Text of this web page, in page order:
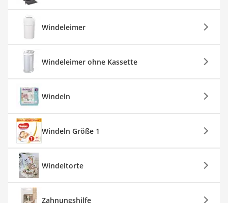
Windeleimer
Windeleimer ohne Kassette
Windeln
Windeln Größe 1
Windeltorte
Zahnungshilfe